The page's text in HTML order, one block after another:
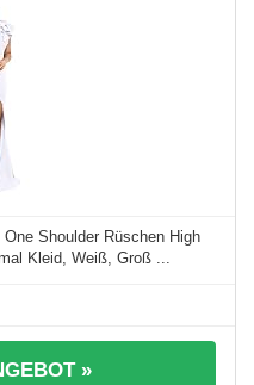
Shoulder Rüschen High
Kleid, Weiß, Groß ...
»